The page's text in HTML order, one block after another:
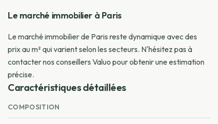
Le marché immobilier à Paris
Le marché immobilier de Paris reste dynamique avec des
prix au m² qui varient selon les secteurs. N'hésitez pas à
contacter nos conseillers Valuo pour obtenir une estimation
précise.
Caractéristiques détaillées
COMPOSITION